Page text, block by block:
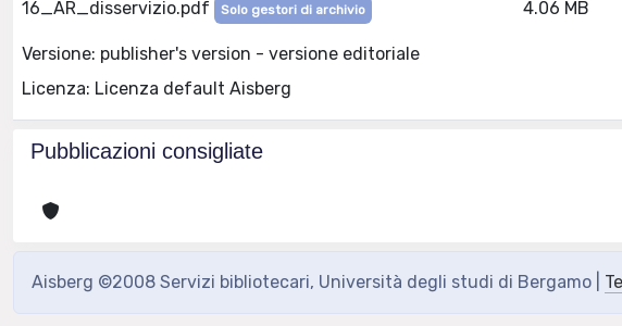
16_AR_disservizio.pdf Solo gestori di archivio
Versione: publisher's version - versione editoriale
Licenza: Licenza default Aisberg
4.06 MB
Pubblicazioni consigliate
Aisberg ©2008 Servizi bibliotecari, Università degli studi di Bergamo |